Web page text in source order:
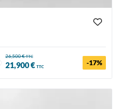
26,500 €TTC
21,900 € TTC -17%